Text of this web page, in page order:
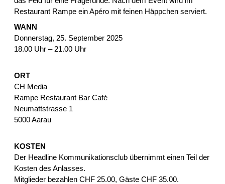
Restaurant Rampe ein Apéro mit feinen Häppchen serviert.
WANN
Donnerstag, 25. September 2025
18.00 Uhr – 21.00 Uhr
ORT
CH Media
Rampe Restaurant Bar Café
Neumattstrasse 1
5000 Aarau
KOSTEN
Der Headline Kommunikationsclub übernimmt einen Teil der
Kosten des Anlasses.
Mitglieder bezahlen CHF 25.00, Gäste CHF 35.00.